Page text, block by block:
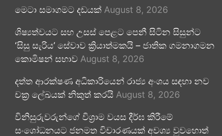
මෙටා සමාගමට දඩයක් August 8, 2026
ශිෂ්‍යත්වයට සහ උසස් පෙළට පෙනී සිටින සිසුන්ට
‘සිසු සැරිය’ සේවාව ක්‍රියාත්මකයි – ජාතික ගමනාගමන
කොමිෂන් සභාව August 8, 2026
දත්ත ආරක්ෂණ අධිකාරියෙන් රාජ්‍ය අංශය සඳහා නව
චක්‍ර ලේඛයක් නිකුත් කරයි August 8, 2026
විනිසුරුවරුන්ගේ විශ්‍රාම වයස දීර්ඝ කිරීමේ
සංශෝධනයට ජනමත විචාරණයක් අවශ්‍ය වුවහොත්